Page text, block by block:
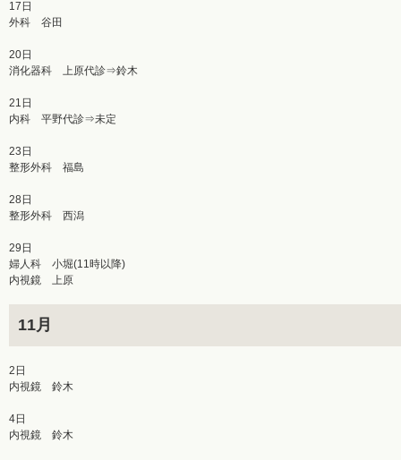
17日
外科 谷田
20日
消化器科 上原代診⇒鈴木
21日
内科 平野代診⇒未定
23日
整形外科 福島
28日
整形外科 西潟
29日
婦人科 小堀(11時以降)
内視鏡 上原
11月
2日
内視鏡 鈴木
4日
内視鏡 鈴木